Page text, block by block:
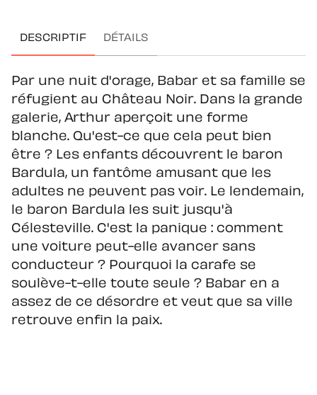
DESCRIPTIF DÉTAILS
Par une nuit d'orage, Babar et sa famille se
réfugient au Château Noir. Dans la grande
galerie, Arthur aperçoit une forme
blanche. Qu'est-ce que cela peut bien
être ? Les enfants découvrent le baron
Bardula, un fantôme amusant que les
adultes ne peuvent pas voir. Le lendemain,
le baron Bardula les suit jusqu'à
Célesteville. C'est la panique : comment
une voiture peut-elle avancer sans
conducteur ? Pourquoi la carafe se
soulève-t-elle toute seule ? Babar en a
assez de ce désordre et veut que sa ville
retrouve enfin la paix.